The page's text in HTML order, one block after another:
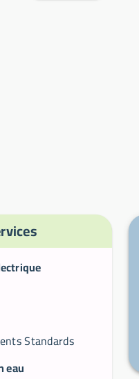
Standards
eau